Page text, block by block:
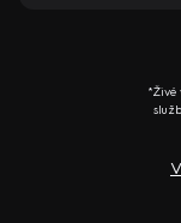
*Živé